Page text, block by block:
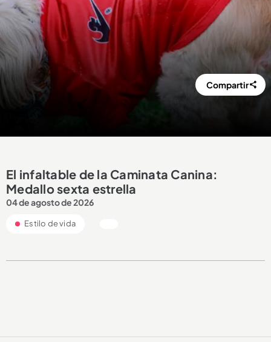
Compartir
El infaltable de la Caminata Canina:
Medallo sexta estrella
04 de agosto de 2026
Estilo de vida